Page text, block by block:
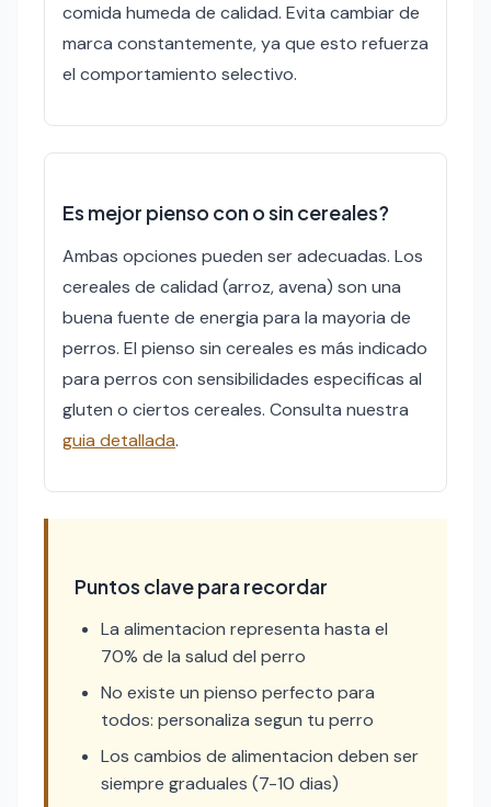
comida humeda de calidad. Evita cambiar de
marca constantemente, ya que esto refuerza
el comportamiento selectivo.
Es mejor pienso con o sin cereales?
Ambas opciones pueden ser adecuadas. Los
cereales de calidad (arroz, avena) son una
buena fuente de energia para la mayoria de
perros. El pienso sin cereales es más indicado
para perros con sensibilidades especificas al
gluten o ciertos cereales. Consulta nuestra
guia detallada.
Puntos clave para recordar
La alimentacion representa hasta el
70% de la salud del perro
No existe un pienso perfecto para
todos: personaliza segun tu perro
Los cambios de alimentacion deben ser
siempre graduales (7-10 dias)